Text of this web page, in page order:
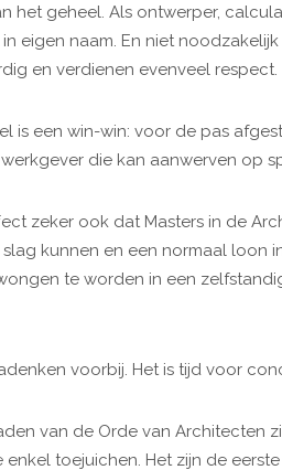
het geheel. Als ontwerper,
eigen naam. En niet
en verdienen evenveel respect.
is een win-win: voor de pas
die kan aanwerven op
zeker ook dat Masters in de
kunnen en een normaal loon
te worden in een
voorbij. Het is tijd voor
van de Orde van Architecten
enkel toejuichen. Het zijn de